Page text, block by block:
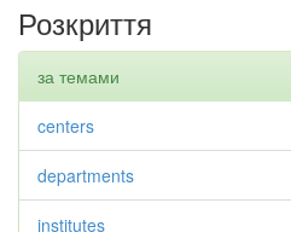
Розкриття
за темами
centers
departments
institutes